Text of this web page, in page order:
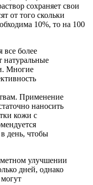
сохраняет свои
от того скольки
10%, то на 100
все более
натуральные
Многие
Применение
наносить
кожи с
в день, чтобы
улучшении
дней, однако